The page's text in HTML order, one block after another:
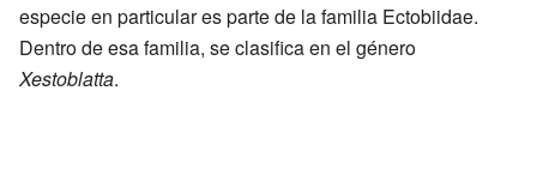
especie en particular es parte de la familia Ectobiidae.
Dentro de esa familia, se clasifica en el género
Xestoblatta.